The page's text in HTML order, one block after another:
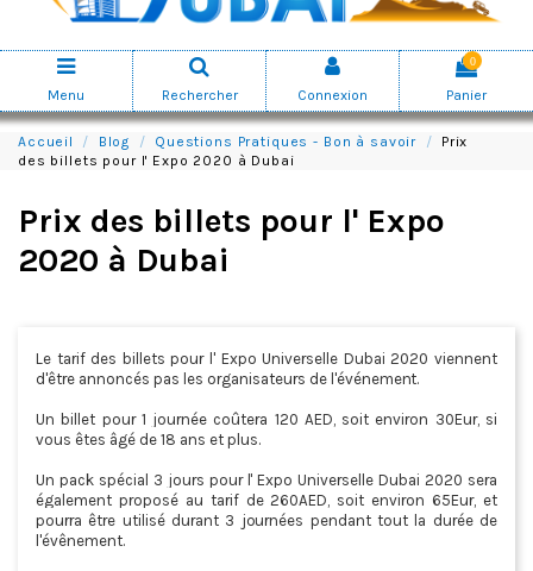
Menu Rechercher Connexion
0
Panier
Accueil Blog Questions Pratiques - Bon à savoir
Prix
des billets pour l' Expo 2020 à Dubai
Prix des billets pour l' Expo
2020 à Dubai
Le tarif des billets pour l' Expo Universelle Dubai 2020 viennent
d'être annoncés pas les organisateurs de l'événement.
Un billet pour 1 journée coûtera 120 AED, soit environ 30Eur, si
vous êtes âgé de 18 ans et plus.
Un pack spécial 3 jours pour l' Expo Universelle Dubai 2020 sera
également proposé au tarif de 260AED, soit environ 65Eur, et
pourra être utilisé durant 3 journées pendant tout la durée de
l'évênement.